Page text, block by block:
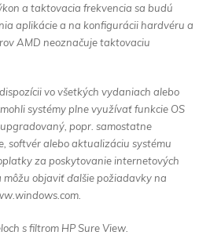
a taktovacia frekvencia sa budú
aplikácie a na konfigurácii hardvéru a
AMD neoznačuje taktovaciu
vo všetkých vydaniach alebo
systémy plne využívať funkcie OS
popr. samostatne
softvér alebo aktualizáciu systému
za poskytovanie internetových
môžu objaviť ďalšie požiadavky na
s filtrom HP Sure View.